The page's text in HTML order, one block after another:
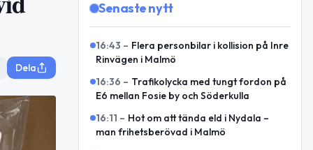
Dela
Senaste nytt
16:43 – Flera personbilar i kollision på Inre
Rinvägen i Malmö
16:36 – Trafikolycka med tungt fordon på
E6 mellan Fosie by och Söderkulla
16:11 – Hot om att tända eld i Nydala –
man frihetsberövad i Malmö